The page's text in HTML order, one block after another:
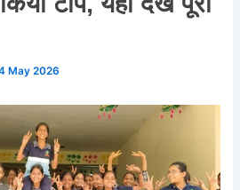
May 2026